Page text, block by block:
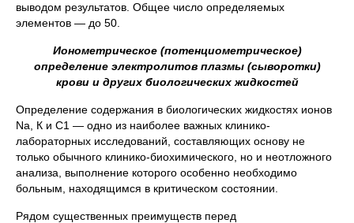
выводом результатов. Общее число определяемых
элементов — до 50.
Ионометрическое (потенциометрическое)
определение электролитов плазмы (сыворотки)
крови и других биологических жидкостей
Определение содержания в биологических жидкостях ионов
Na, К и С1 — одно из наиболее важных клинико-
лабораторных исследований, составляющих основу не
только обычного клинико-биохимического, но и неотложного
анализа, выполнение которого особенно необходимо
больным, находящимся в критическом состоянии.
Рядом существенных преимуществ перед